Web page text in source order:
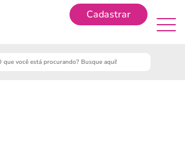
Cadastrar